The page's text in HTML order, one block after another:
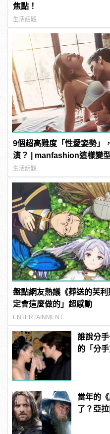
焦點！
生活話題
9個超高難度「性愛姿勢」
演？ | manfashion這樣變
生活話題
盤點網友熱議《葬送的芙
定會這麼做的」超感動
ENTERTAINMENT
誰說分
的「分
當年的
了？亞